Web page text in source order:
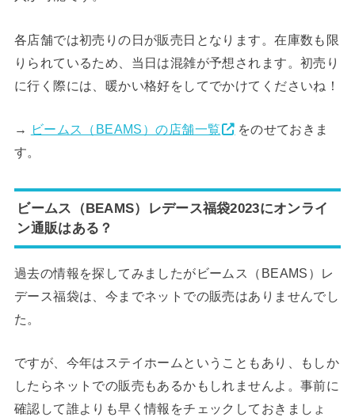
各店舗では初売りの日が販売日となります。在庫数も限
りられているため、当日は混雑が予想されます。初売り
に行く際には、暖かい格好をしてでかけてくださいね！
→ ビームス（BEAMS）の店舗一覧
をのせておきま
す。
ビームス（BEAMS）レデース福袋2023にオンライ
ン通販はある？
過去の情報を探してみましたがビームス（BEAMS）レ
デース福袋は、今までネットでの販売はありませんでし
た。
ですが、今年はステイホームということもあり、もしか
したらネットでの販売もあるかもしれませんよ。事前に
確認して誰よりも早く情報をチェックしておきましょ